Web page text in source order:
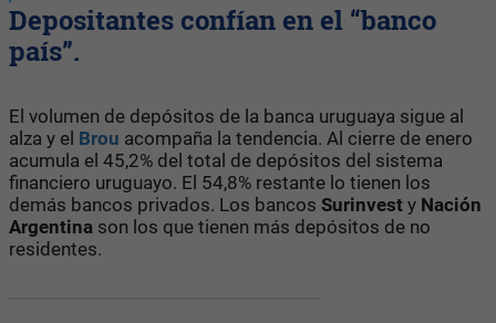
Depositantes confían en el “banco
país”.
El volumen de depósitos de la banca uruguaya sigue al
alza y el Brou acompaña la tendencia. Al cierre de enero
acumula el 45,2% del total de depósitos del sistema
financiero uruguayo. El 54,8% restante lo tienen los
demás bancos privados. Los bancos Surinvest y Nación
Argentina son los que tienen más depósitos de no
residentes.